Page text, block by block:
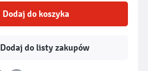
Dodaj do koszyka
Dodaj do listy zakupów